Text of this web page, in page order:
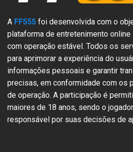
A FF555 foi desenvolvida com o
plataforma de entretenimento online
com operação estável. Todos os
para aprimorar a experiência do
informações pessoais e garantir
precisas, em conformidade com os
de operação. A participação é
maiores de 18 anos, sendo o
responsável por suas decisões de